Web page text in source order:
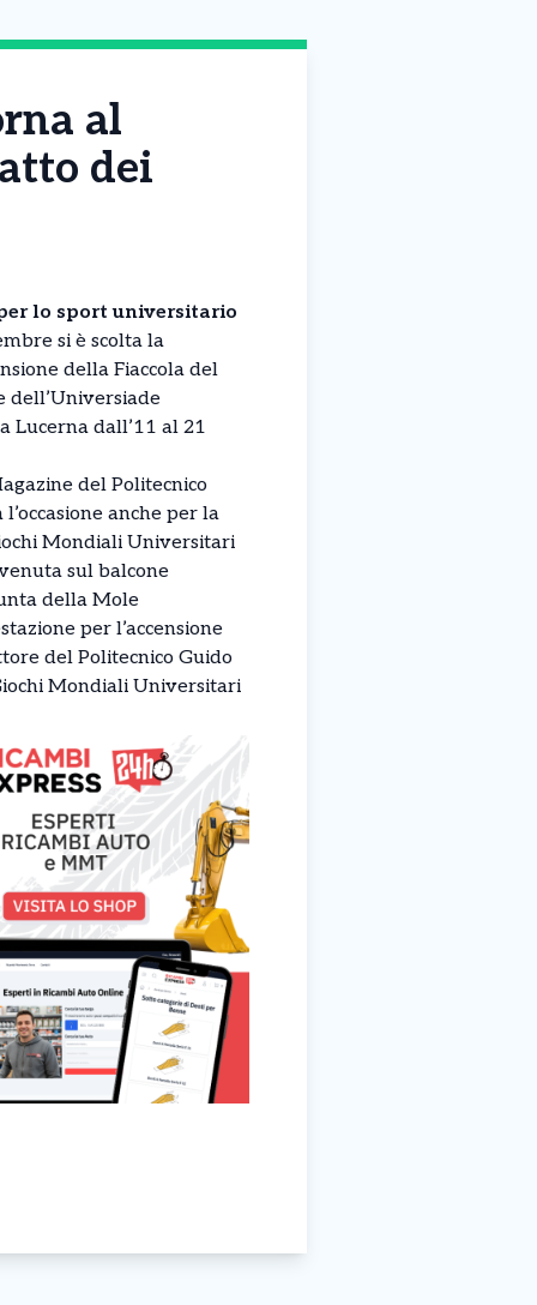
al
dei
lo sport universitario
si è scolta la
della Fiaccola del
dell’Universiade
Lucerna dall’11 al 21
del Politecnico
anche per la
Mondiali Universitari
sul balcone
della Mole
per l’accensione
del Politecnico Guido
Mondiali Universitari